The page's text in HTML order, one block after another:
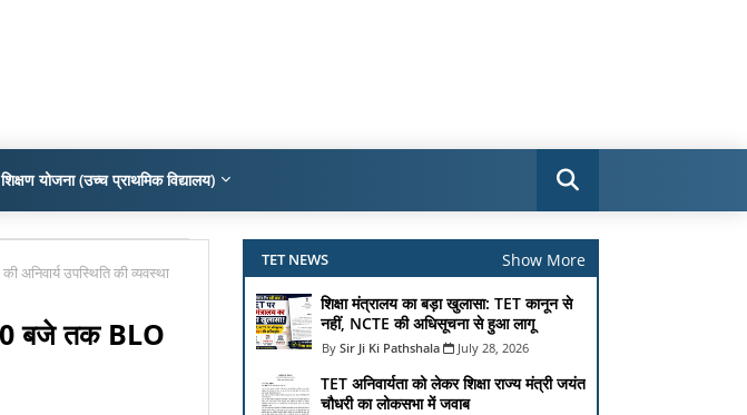
शिक्षण योजना (उच्च प्राथमिक विद्यालय)
अनिवार्य उपस्थिति की व्यवस्था
बजे तक BLO
TET NEWS Show More
शिक्षा मंत्रालय का बड़ा खुलासा: TET कानून से
नहीं, NCTE की अधिसूचना से हुआ लागू
Sir Ji Ki Pathshala July 28, 2026
TET अनिवार्यता को लेकर शिक्षा राज्य मंत्री जयंत
चौधरी का लोकसभा में जवाब